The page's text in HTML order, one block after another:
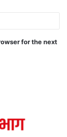
for the next